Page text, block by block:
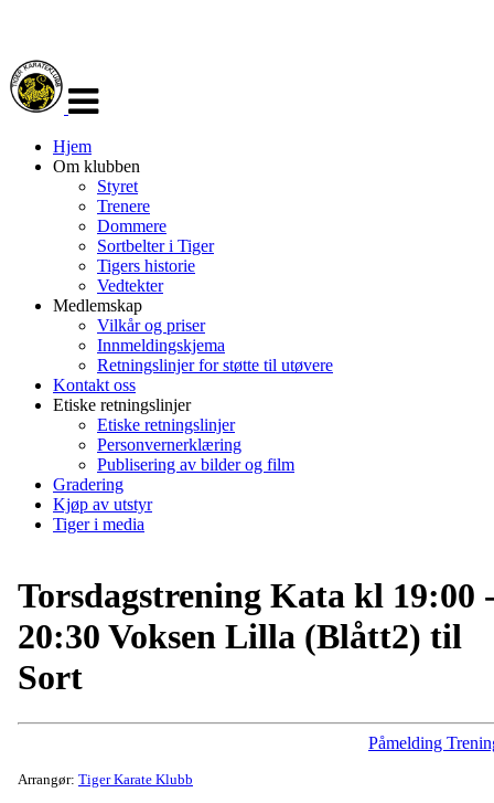
navigasjon
Hjem
Om klubben
Styret
Trenere
Dommere
Sortbelter i Tiger
Tigers historie
Vedtekter
Medlemskap
Vilkår og priser
Innmeldingskjema
Retningslinjer for støtte til utøvere
Kontakt oss
Etiske retningslinjer
Etiske retningslinjer
Personvernerklæring
Publisering av bilder og film
Gradering
Kjøp av utstyr
Tiger i media
Torsdagstrening Kata kl 19:00
20:30 Voksen Lilla (Blått2) til
Sort
Arrangør: Tiger Karate Klubb
Påmelding